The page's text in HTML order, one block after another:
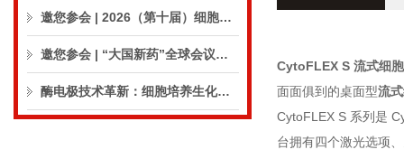
邀您参会 | 2026（第十届）细胞外囊泡合规与临床应用大会
邀您参会 | “大国新药”全球会议（CPIC2026）
酶电极技术革新：细胞培养生化分析仪实现精准在线监测
CytoFLEX S 流式细
面面俱到的桌面型流
CytoFLEX S 系列是
台拥有四个激光选项